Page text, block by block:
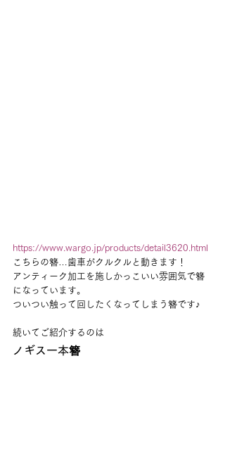
https://www.wargo.jp/products/detail3620.html
こちらの簪…歯車がクルクルと動きます！
アンティーク加工を施しかっこいい雰囲気で簪
になっています。
ついつい触って回したくなってしまう簪です♪
続いてご紹介するのは
ノギス一本簪